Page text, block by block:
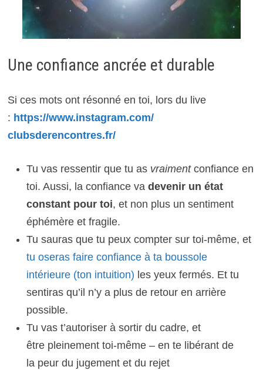
Une confiance ancrée et durable
Si ces mots ont résonné en toi, lors du live
: https://www.instagram.com/
clubsderencontres.fr/
Tu vas ressentir que tu as vraimentconfiance en
toi. Aussi, la confiance va devenir un état
constant pour toi, et non plus un sentiment
éphémère et fragile.
Tu sauras que tu peux compter sur toi-même, et
tu oseras faire confiance à ta boussole
intérieure (ton intuition) les yeux fermés. Et tu
sentiras qu’il n’y a plus de retour en arrière
possible.
Tu vas t’autoriser à sortir du cadre, et
être pleinement toi-même – en te libérant de
la peur du jugement et du rejet